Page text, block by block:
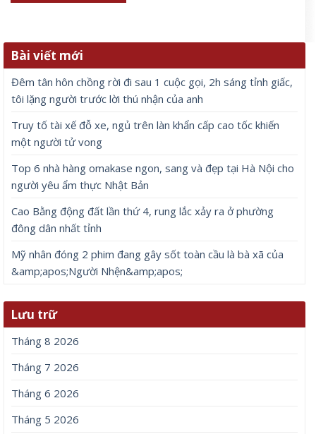
Bài viết mới
Đêm tân hôn chồng rời đi sau 1 cuộc gọi, 2h sáng tỉnh giấc,
tôi lặng người trước lời thú nhận của anh
Truy tố tài xế đỗ xe, ngủ trên làn khẩn cấp cao tốc khiến
một người tử vong
Top 6 nhà hàng omakase ngon, sang và đẹp tại Hà Nội cho
người yêu ẩm thực Nhật Bản
Cao Bằng động đất lần thứ 4, rung lắc xảy ra ở phường
đông dân nhất tỉnh
Mỹ nhân đóng 2 phim đang gây sốt toàn cầu là bà xã của
&amp;apos;Người Nhện&amp;apos;
Lưu trữ
Tháng 8 2026
Tháng 7 2026
Tháng 6 2026
Tháng 5 2026